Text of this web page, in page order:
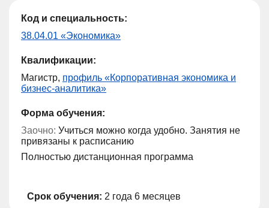
Код и специальность:
38.04.01 «Экономика»
Квалификации:
Магистр, профиль «Корпоративная экономика и
бизнес-аналитика»
Форма обучения:
Заочно: Учиться можно когда удобно. Занятия не
привязаны к расписанию
Полностью дистанционная программа
Срок обучения: 2 года 6 месяцев